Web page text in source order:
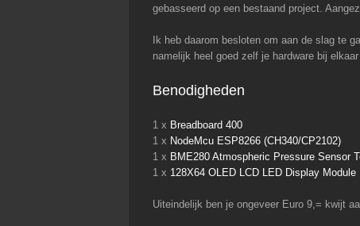
gebasseerd op een bestaand project.
Ik heb daarom besloten om aan de slag te
namelijk heel goed zelf je hardware bij
Benodigheden
1 x Breadboard 400
1 x NodeMcu ESP8266 (CH340/CP2102)
1 x BME280 Atmospheric Pressure Sensor
1 x 128X64 OLED LCD LED Display Module
Uiteindelijk ben je ongeveer Euro 9,= kwijt